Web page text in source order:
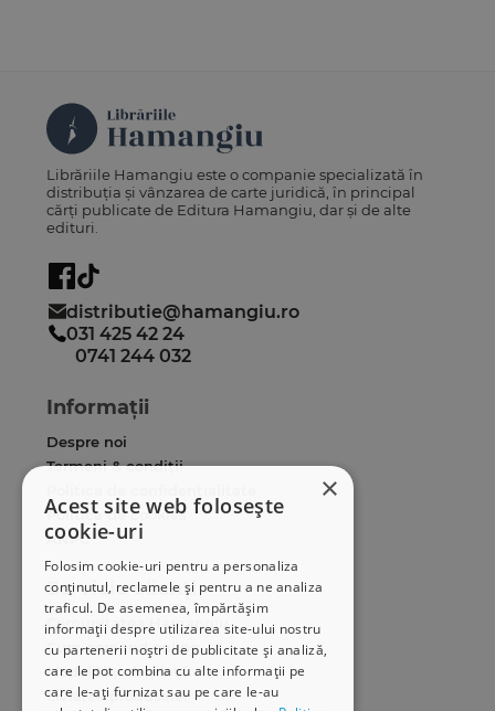
×
Acest site web folosește
cookie-uri
Folosim cookie-uri pentru a personaliza
conținutul, reclamele și pentru a ne analiza
traficul. De asemenea, împărtășim
informații despre utilizarea site-ului nostru
cu partenerii noștri de publicitate și analiză,
care le pot combina cu alte informații pe
care le-ați furnizat sau pe care le-au
Librăriile Hamangiu este o companie specializată în
distribuția și vânzarea de carte juridică, în principal
cărți publicate de Editura Hamangiu, dar și de alte
edituri.
distributie@hamangiu.ro
031 425 42 24
0741 244 032
Informații
Despre noi
Termeni & condiții
Politica de cookies
ANPC
Serviciu clienți
Comunitatea Hamangiu
Cum comand online
Modalități de plată
Livrarea produselor